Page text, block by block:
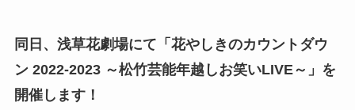
同日、浅草花劇場にて「花やしきのカウントダウ
ン 2022-2023 ～松竹芸能年越しお笑いLIVE～」を
開催します！